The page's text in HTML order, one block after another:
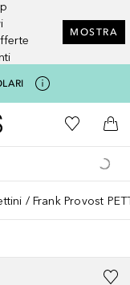
MOSTRA
A Douglas HomeAlla Mia
Al
Frank Provost